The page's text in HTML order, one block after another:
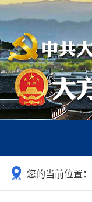
您的当前位置：